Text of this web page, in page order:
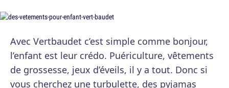
Avec Vertbaudet c’est simple comme bonjour,
l’enfant est leur crédo. Puériculture, vêtements
de grossesse, jeux d’éveils, il y a tout. Donc si
vous cherchez une turbulette, des pyjamas